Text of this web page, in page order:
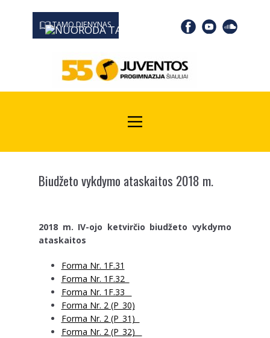
TAMO DIENYNAS
0667 19366
Biudžeto vykdymo ataskaitos 2018 m.
2018 m. IV-ojo ketvirčio biudžeto vykdymo
ataskaitos
Forma Nr. 1F.31
Forma Nr. 1F.32
Forma Nr. 1F.33
Forma Nr. 2 (P_30)
Forma Nr. 2 (P_31)
Forma Nr. 2 (P_32)